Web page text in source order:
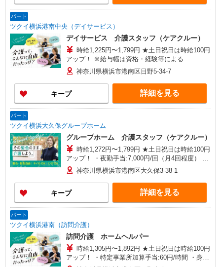
験等による
パート
ツクイ横浜港南中央（デイサービス）
デイサービス 介護スタッフ（ケアクルー）
時給1,225円〜1,799円 ★土日祝日は時給100円
アップ！ ※給与幅は資格・経験等による
神奈川県横浜市港南区日野5-34-7
キープ 詳細を見る
パート
ツクイ横浜大久保グループホーム
グループホーム 介護スタッフ（ケアクルー）
時給1,272円〜1,799円 ★土日祝日は時給100円
アップ！ ・夜勤手当:7,000円/回（月4回程度） ※
給与幅は資格・経験等による
神奈川県横浜市港南区大久保3-38-1
キープ 詳細を見る
パート
ツクイ横浜港南（訪問介護）
訪問介護 ホームヘルパー
時給1,305円〜1,892円 ★土日祝日は時給100円
アップ！ ・特定事業所加算手当:60円/時間 ・身体